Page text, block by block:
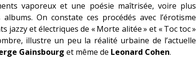
vaporeux et une poésie maîtrisée, voire plus
On constate ces procédés avec l’érotisme
jazzy et électriques de « Morte alitée » et « Toc toc »
illustre un peu la réalité urbaine de l’actuelle
Gainsbourg et même de Leonard Cohen.